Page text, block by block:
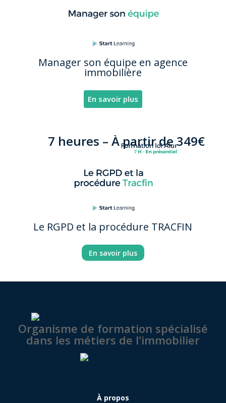
Manager son équipe en agence
immobilière
En savoir plus
7 heures – À partir de 349€
Le RGPD et la procédure TRACFIN
En savoir plus
Organisme de formation spécialisé
dans les métiers de l'immobilier
Àpropos